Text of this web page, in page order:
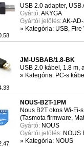
USB 2.0 adapter, USB
Gyártó:AKYGA
Gyártói jelölés:AK-
» Kategória: USB, Fire
JM-USBAB/1.8-BK
USB 2.0 kábel, 1.8 m,
» Kategória: PC-s
NOUS-B2T-1PM
Nous B2T okos Wi-
(Tasmota firmware,
Gyártó: NOUS
Gyártói jelölés: NOUS
» Kategória: NOUS